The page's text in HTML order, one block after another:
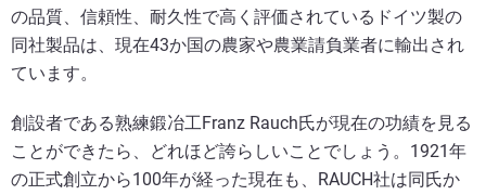
の品質、信頼性、耐久性で高く評価されているドイツ製の
同社製品は、現在43か国の農家や農業請負業者に輸出され
ています。
創設者である熟練鍛冶工Franz Rauch氏が現在の功績を見る
ことができたら、どれほど誇らしいことでしょう。1921年
の正式創立から100年が経った現在も、RAUCH社は同氏か